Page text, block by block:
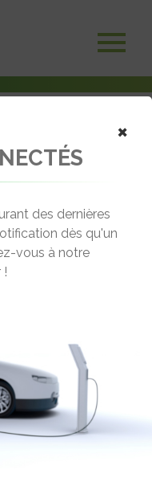
hiver du Mercedes eActros
LE
DU
600
2025 à 07:54
×
des dernières
dès qu'un
vous à notre
!